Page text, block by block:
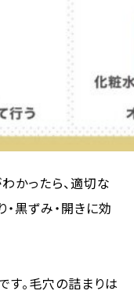
かったら、適切な
・黒ずみ・開きに効
す。毛穴の詰まりは